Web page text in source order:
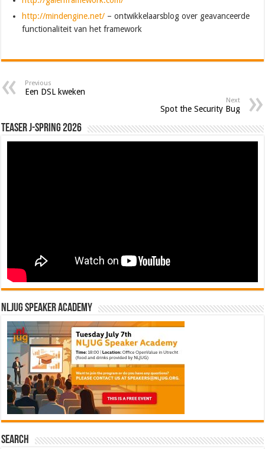
http://mindengine.net/ – ontwikkelaarsblog over geavanceerde
functionaliteit van het framework
Previous
Een DSL kweken
Next
Spot the Security Bug
Teaser J-Spring 2026
NLJUG Speaker Academy
Search